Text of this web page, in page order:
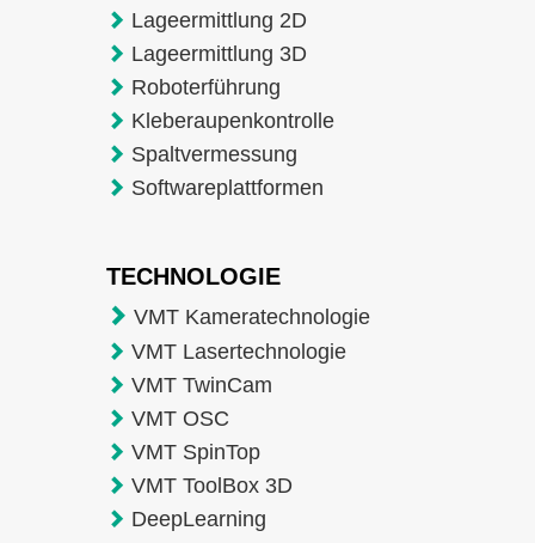
Lageermittlung 2D
Lageermittlung 3D
Roboterführung
Kleberaupenkontrolle
Spaltvermessung
Softwareplattformen
TECHNOLOGIE
VMT Kameratechnologie
VMT Lasertechnologie
VMT TwinCam
VMT OSC
VMT SpinTop
VMT ToolBox 3D
DeepLearning